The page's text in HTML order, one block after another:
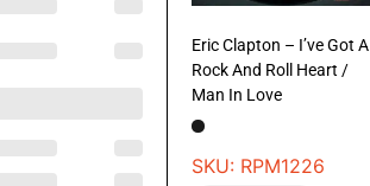
Eric Clapton – I’ve Got A
Rock And Roll Heart /
Man In Love
SKU: RPM1226